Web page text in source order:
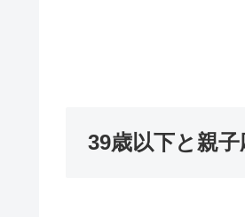
39歳以下と親